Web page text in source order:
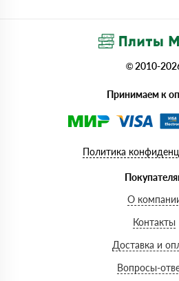
© 2010-
Принимаем к
Политика
О
Контакты
Доставка и
Вопросы-